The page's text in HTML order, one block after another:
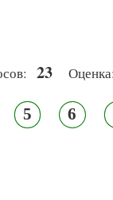
23 Оценка:
5 6